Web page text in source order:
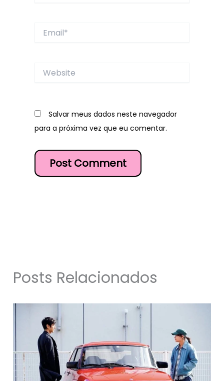
Website
Salvar meus dados neste navegador
para a próxima vez que eu comentar.
Posts Relacionados